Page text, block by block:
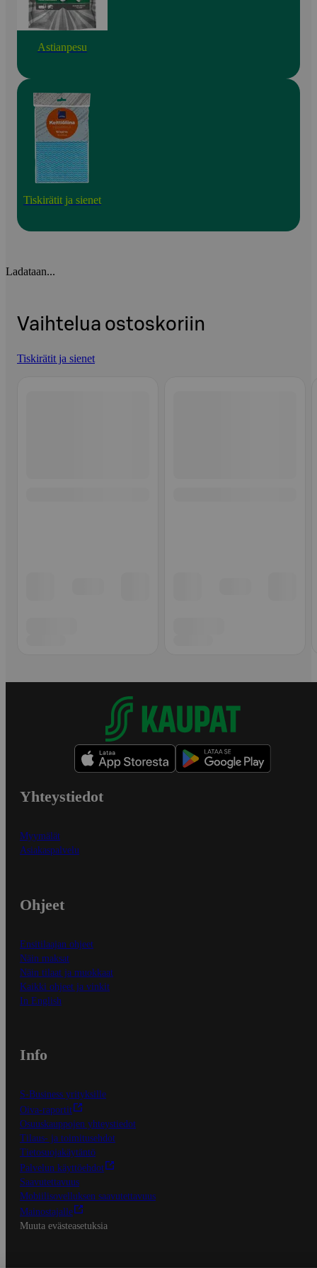
Astianpesu
Tiskirätit ja sienet
Ladataan...
Vaihtelua ostoskoriin
Tiskirätit ja sienet
Yhteystiedot
Myymälät
Asiakaspalvelu
Ohjeet
Ensitilaajan ohjeet
Näin maksat
Näin tilaat ja muokkaat
Kaikki ohjeet ja vinkit
In English
Info
S-Business yrityksille
Oiva-raportit
Osuuskauppojen yhteystiedot
Tilaus- ja toimitusehdot
Tietosuojakäytäntö
Palvelun käyttöehdot
Saavutettavuus
Mobiilisovelluksen saavutettavuus
Mainostajalle
Muuta evästeasetuksia